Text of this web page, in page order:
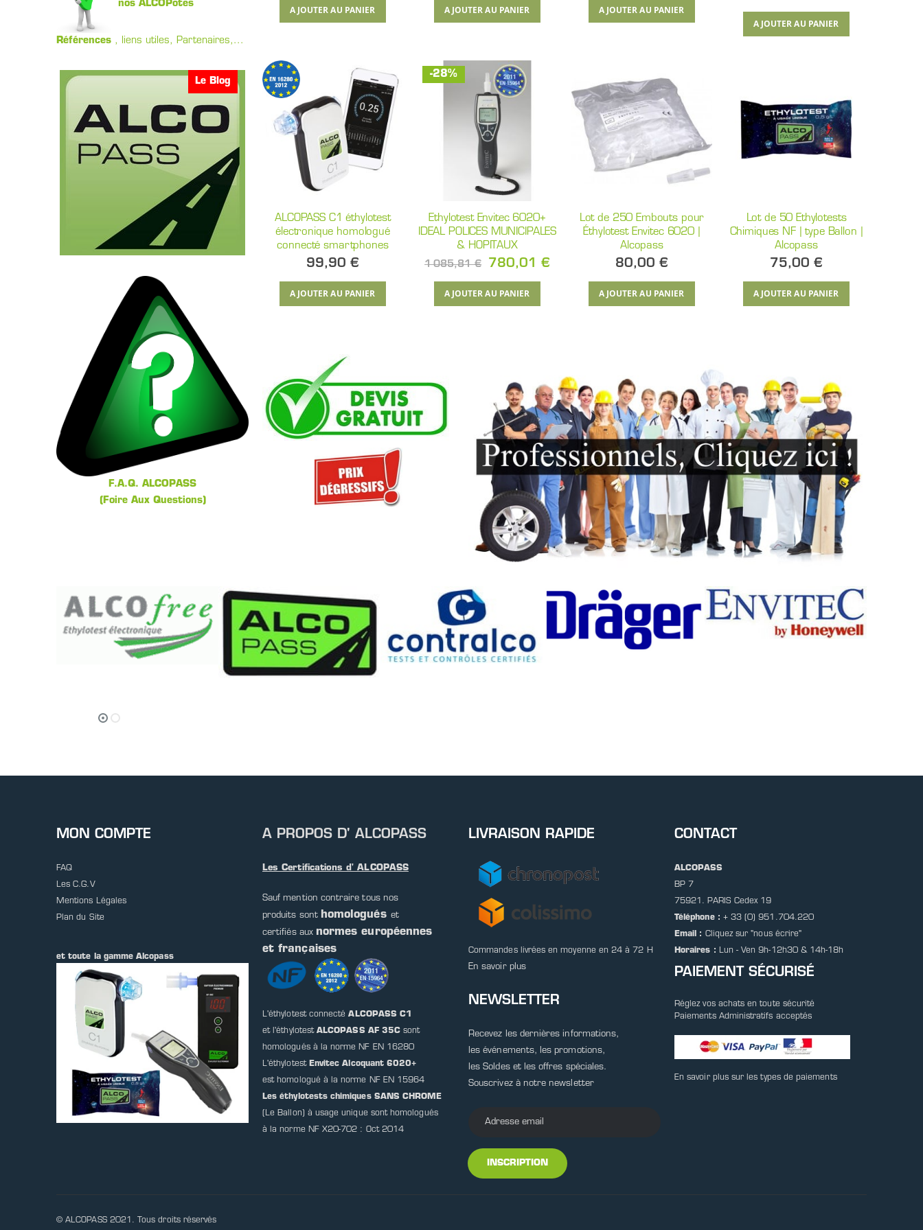
nos ALCOPotes
Références , liens utiles, Partenaires,...
Le Blog
F.A.Q. ALCOPASS
(Foire Aux Questions)
AJOUTER AU PANIER AJOUTER AU PANIER AJOUTER AU PANIER
AJOUTER AU PANIER
ALCOPASS C1 éthylotest
électronique homologué
connecté smartphones
99,90 €
AJOUTER AU PANIER
-28%
Ethylotest Envitec 6020+
IDEAL POLICES MUNICIPALES
& HOPITAUX
1 085,81 €
Prix
Spécial
780,01 €
AJOUTER AU PANIER
Lot de 250 Embouts pour
Éthylotest Envitec 6020 |
Alcopass
80,00 €
AJOUTER AU PANIER
Lot de 50 Ethylotests
Chimiques NF | type Ballon |
Alcopass
75,00 €
AJOUTER AU PANIER
MON COMPTE
FAQ
Les C.G.V
Mentions Légales
Plan du Site
et toute la gamme Alcopass
A PROPOS D' ALCOPASS
Les Certifications d' ALCOPASS
Sauf mention contraire tous nos
produits sont homologués et
certifiés aux normes européennes
et françaises
L'éthylotest connectéALCOPASS C1
et l'éthylotestALCOPASS AF 35C sont
homologués à la norme NF EN 16280
L'éthylotest Envitec Alcoquant 6020+
est homologué à la norme NF EN 15964
Les éthylotests chimiques SANS CHROME
(Le Ballon) à usage unique sont homologués
à la norme NF X20-702 : Oct 2014
LIVRAISON RAPIDE
Commandes livrées en moyenne en 24 à 72 H
En savoir plus
NEWSLETTER
Recevez les dernières informations,
les événements, les promotions,
les Soldes et les offres spéciales.
Souscrivez à notre newsletter
INSCRIPTION
CONTACT
ALCOPASS
BP 7
75921. PARIS Cedex 19
Téléphone : + 33 (0) 951.704.220
Email : Cliquez sur"nous écrire"
Horaires : Lun - Ven 9h-12h30 & 14h-18h
PAIEMENT SÉCURISÉ
Réglez vos achats en toute sécurité
Paiements Administratifs acceptés
En savoir plus sur les types de paiements
© ALCOPASS 2021. Tous droits réservés